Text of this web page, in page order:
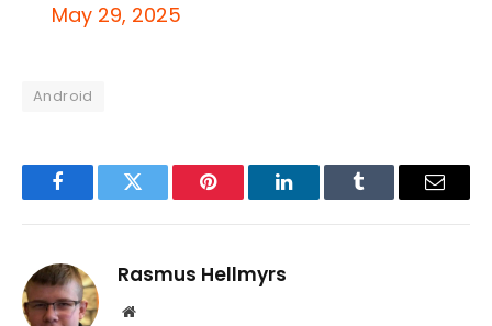
May 29, 2025
Android
FacebookTwitter Pinterest LinkedInTumblr Email
Rasmus Hellmyrs
Website